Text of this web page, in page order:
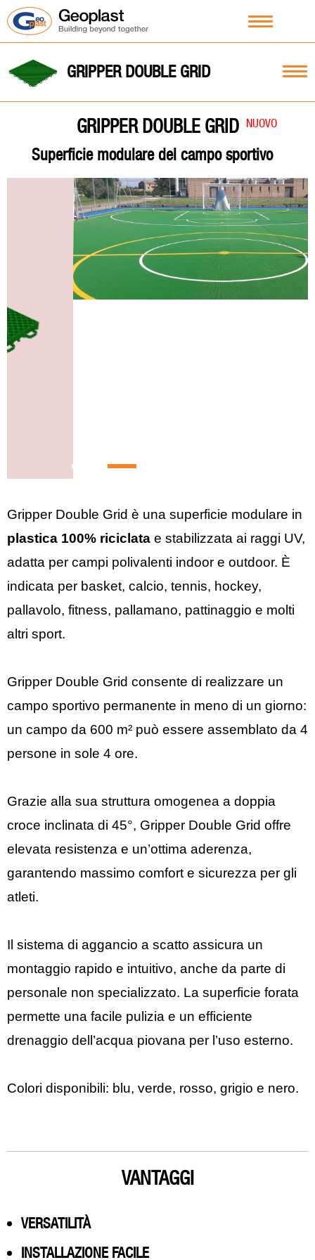
GRIPPER DOUBLE GRID
GRIPPER DOUBLE GRID NUOVO
Superficie modulare del campo sportivo
Gripper Double Grid è una superficie modulare in
plastica 100% riciclata e stabilizzata ai raggi UV,
adatta per campi polivalenti indoor e outdoor. È
indicata per basket, calcio, tennis, hockey,
pallavolo, fitness, pallamano, pattinaggio e molti
altri sport.
Gripper Double Grid consente di realizzare un
campo sportivo permanente in meno di un giorno:
un campo da 600 m² può essere assemblato da 4
persone in sole 4 ore.
Grazie alla sua struttura omogenea a doppia
croce inclinata di 45°, Gripper Double Grid offre
elevata resistenza e un’ottima aderenza,
garantendo massimo comfort e sicurezza per gli
atleti.
Il sistema di aggancio a scatto assicura un
montaggio rapido e intuitivo, anche da parte di
personale non specializzato. La superficie forata
permette una facile pulizia e un efficiente
drenaggio dell’acqua piovana per l’uso esterno.
Colori disponibili: blu, verde, rosso, grigio e nero.
VANTAGGI
VERSATILITÀ
INSTALLAZIONE FACILE